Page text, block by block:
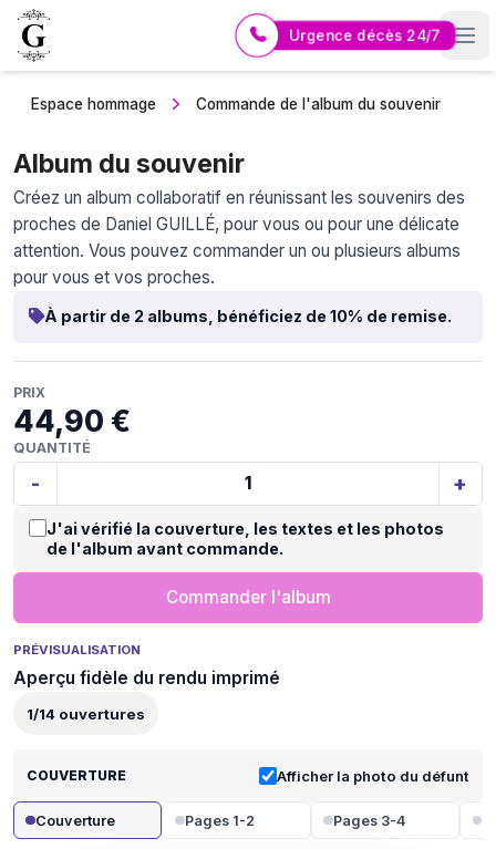
Logo Pompes Funèbres GUERIN
Urgence décès 24/7
Espace hommage Commande de l'album du souvenir
Album du souvenir
Créez un album collaboratif en réunissant les souvenirs des
proches de Daniel GUILLÉ, pour vous ou pour une délicate
attention. Vous pouvez commander un ou plusieurs albums
pour vous et vos proches.
À partir de 2 albums, bénéficiez de 10% de remise.
PRIX
44,90 €
QUANTITÉ
- +
J'ai vérifié la couverture, les textes et les photos
de l'album avant commande.
Commander l'album
PRÉVISUALISATION
Aperçu fidèle du rendu imprimé
1/14 ouvertures
COUVERTURE Afficher la photo du défunt
Couverture Pages 1-2 Pages 3-4